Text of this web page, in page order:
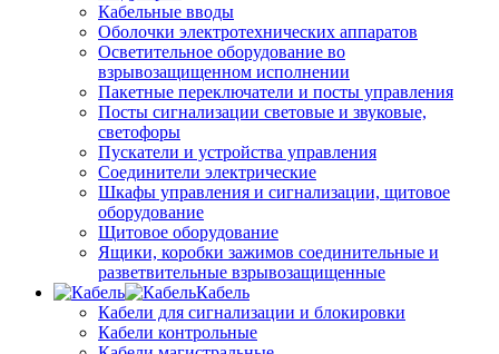
Кабельные вводы
Оболочки электротехнических аппаратов
Осветительное оборудование во
взрывозащищенном исполнении
Пакетные переключатели и посты управления
Посты сигнализации световые и звуковые,
светофоры
Пускатели и устройства управления
Соединители электрические
Шкафы управления и сигнализации, щитовое
оборудование
Щитовое оборудование
Ящики, коробки зажимов соединительные и
разветвительные взрывозащищенные
Кабель
Кабели для сигнализации и блокировки
Кабели контрольные